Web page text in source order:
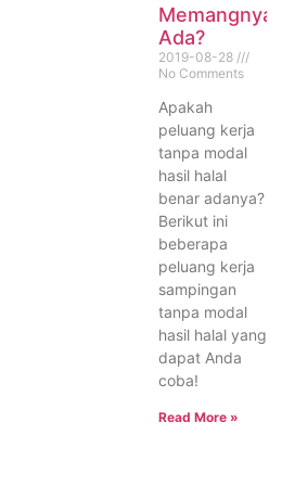
Memangnya
Ada?
2019-08-28
No Comments
Apakah
peluang kerja
tanpa modal
hasil halal
benar adanya?
Berikut ini
beberapa
peluang kerja
sampingan
tanpa modal
hasil halal yang
dapat Anda
coba!
Read More »